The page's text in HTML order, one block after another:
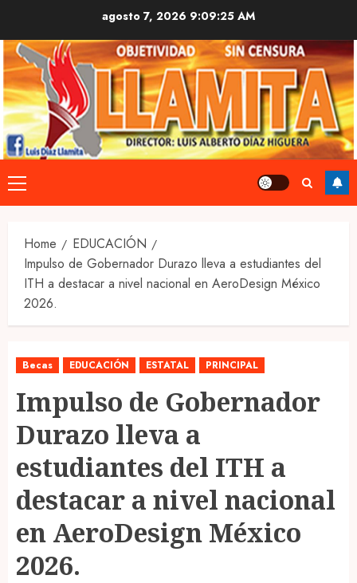
content
agosto 7, 2026 9:09:26 AM
Primary
Menu
Home
EDUCACIÓN
Impulso de Gobernador Durazo lleva a estudiantes del
ITH a destacar a nivel nacional en AeroDesign México
2026.
Becas EDUCACIÓN ESTATAL PRINCIPAL
Impulso de Gobernador
Durazo lleva a
estudiantes del ITH a
destacar a nivel nacional
en AeroDesign México
2026.